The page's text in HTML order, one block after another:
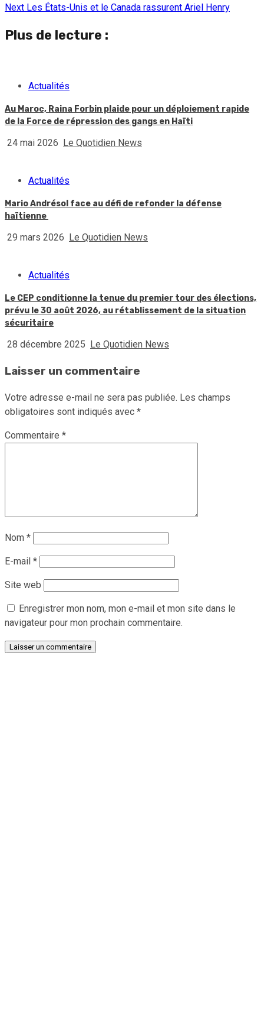
Reading
Next Les États-Unis et le Canada rassurent Ariel Henry
Plus de lecture :
Actualités
Au Maroc, Raina Forbin plaide pour un déploiement rapide
de la Force de répression des gangs en Haïti
24 mai 2026 Le Quotidien News
Actualités
Mario Andrésol face au défi de refonder la défense
haïtienne
29 mars 2026 Le Quotidien News
Actualités
Le CEP conditionne la tenue du premier tour des élections,
prévu le 30 août 2026, au rétablissement de la situation
sécuritaire
28 décembre 2025 Le Quotidien News
Laisser un commentaire
Votre adresse e-mail ne sera pas publiée. Les champs
obligatoires sont indiqués avec *
Commentaire *
Nom *
E-mail *
Site web
Enregistrer mon nom, mon e-mail et mon site dans le
navigateur pour mon prochain commentaire.